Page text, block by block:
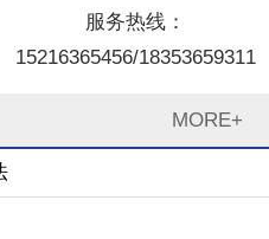
服务热线：
15216365456/18353659311
MORE+